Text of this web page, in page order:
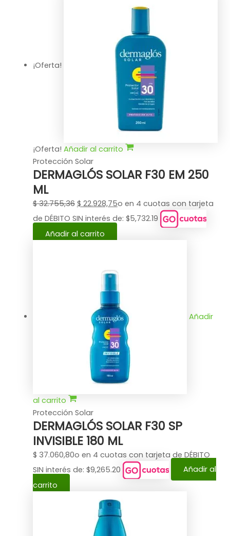
¡Oferta!
¡Oferta! Añadir al carrito
Protección Solar
DERMAGLÓS SOLAR F30 EM 250
ML
$32.755,36 $ 22.928,75o en 4 cuotas con tarjeta
de DÉBITO SIN interés de: $5,732.19
Añadir al carrito
Añadir
al carrito
Protección Solar
DERMAGLÓS SOLAR F30 SP
INVISIBLE 180 ML
$ 37.060,80o en 4 cuotas con tarjeta de DÉBITO
SIN interés de: $9,265.20
Añadir al
carrito